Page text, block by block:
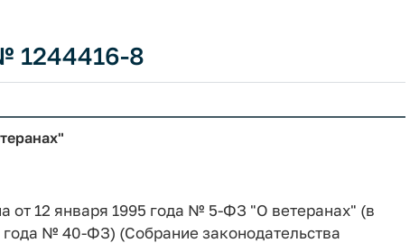
1244416-8
от 12 января 1995 года № 5-ФЗ "О ветеранах" (в
№ 40-ФЗ) (Собрание законодательства